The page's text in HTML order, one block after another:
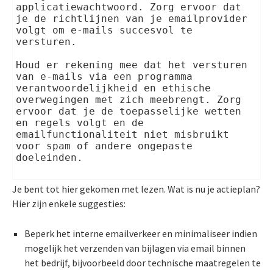
applicatiewachtwoord. Zorg ervoor dat
je de richtlijnen van je emailprovider
volgt om e-mails succesvol te
versturen.
Houd er rekening mee dat het versturen
van e-mails via een programma
verantwoordelijkheid en ethische
overwegingen met zich meebrengt. Zorg
ervoor dat je de toepasselijke wetten
en regels volgt en de
emailfunctionaliteit niet misbruikt
voor spam of andere ongepaste
doeleinden.
Je bent tot hier gekomen met lezen. Wat is nu je actieplan?
Hier zijn enkele suggesties:
Beperk het interne emailverkeer en minimaliseer indien
mogelijk het verzenden van bijlagen via email binnen
het bedrijf, bijvoorbeeld door technische maatregelen te